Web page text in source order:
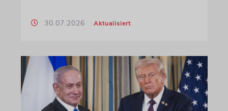
30.07.2026 Aktualisiert